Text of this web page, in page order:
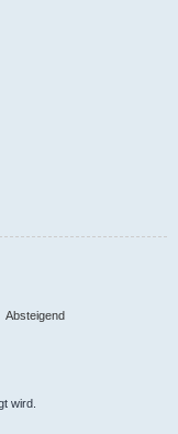
Absteigend
wird.